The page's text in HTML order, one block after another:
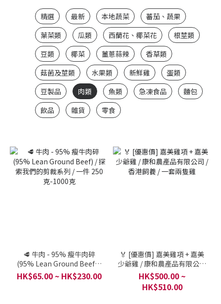
(HK$) 精選 最新 本地蔬菜
蕃茄、蔬果
葉菜類
瓜類 西蘭花、椰菜花
根莖類
豆類
椰菜 薑蔥蒜辣
香草類
菇菌及莖類
水果類 新鮮雞
蛋類
豆製品
肉類 魚類 急凍食品
麵包
飲品
雜貨 零食
🥩 牛肉 - 95% 瘦牛肉碎
(95% Lean Ground Beef) /
探索我們的剪裁系列 / 一件
250克-1000克
HK$65.00 ~ HK$230.00
🏅 [優惠價] 嘉美雞項 + 嘉美
少爺雞 / 康和農產品有限公司
/ 香港飼養 / 一套兩隻雞
HK$500.00 ~
HK$510.00